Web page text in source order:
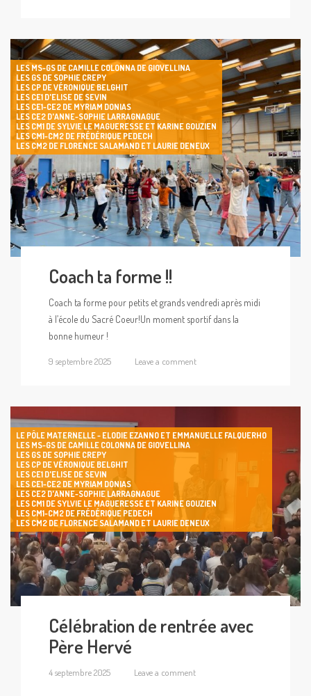
LES MS-GS DE CAMILLE COLONNA DE GIOVELLINA
LES GS DE SOPHIE CREPY
LES CP DE VÉRONIQUE BELGHIT
LES CE1 D'ELISE DE SEVIN
LES CE1-CE2 DE MYRIAM DONIAS
LES CE2 D'ANNE-SOPHIE LARRAGNAGUE
LES CM1 DE SYLVIE LE MAGUERESSE ET KARINE GOUZIEN
LES CM1-CM2 DE FRÉDÉRIQUE PEDECH
LES CM2 DE FLORENCE SALAMAND ET LAURIE DENEUX
Coach ta forme !!
Coach ta forme pour petits et grands vendredi après midi
à l’école du Sacré Coeur!Un moment sportif dans la
bonne humeur !
9 septembre 2025 Leave a comment
LE PÔLE MATERNELLE - ELODIE EZANNO ET EMMANUELLE FALQUERHO
LES MS-GS DE CAMILLE COLONNA DE GIOVELLINA
LES GS DE SOPHIE CREPY
LES CP DE VÉRONIQUE BELGHIT
LES CE1 D'ELISE DE SEVIN
LES CE1-CE2 DE MYRIAM DONIAS
LES CE2 D'ANNE-SOPHIE LARRAGNAGUE
LES CM1 DE SYLVIE LE MAGUERESSE ET KARINE GOUZIEN
LES CM1-CM2 DE FRÉDÉRIQUE PEDECH
LES CM2 DE FLORENCE SALAMAND ET LAURIE DENEUX
Célébration de rentrée avec
Père Hervé
4 septembre 2025 Leave a comment